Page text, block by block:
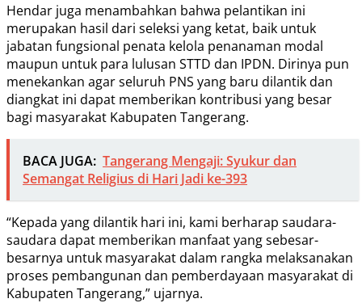
Hendar juga menambahkan bahwa pelantikan ini
merupakan hasil dari seleksi yang ketat, baik untuk
jabatan fungsional penata kelola penanaman modal
maupun untuk para lulusan STTD dan IPDN. Dirinya pun
menekankan agar seluruh PNS yang baru dilantik dan
diangkat ini dapat memberikan kontribusi yang besar
bagi masyarakat Kabupaten Tangerang.
BACA JUGA: Tangerang Mengaji: Syukur dan
Semangat Religius di Hari Jadi ke-393
“Kepada yang dilantik hari ini, kami berharap saudara-
saudara dapat memberikan manfaat yang sebesar-
besarnya untuk masyarakat dalam rangka melaksanakan
proses pembangunan dan pemberdayaan masyarakat di
Kabupaten Tangerang,” ujarnya.